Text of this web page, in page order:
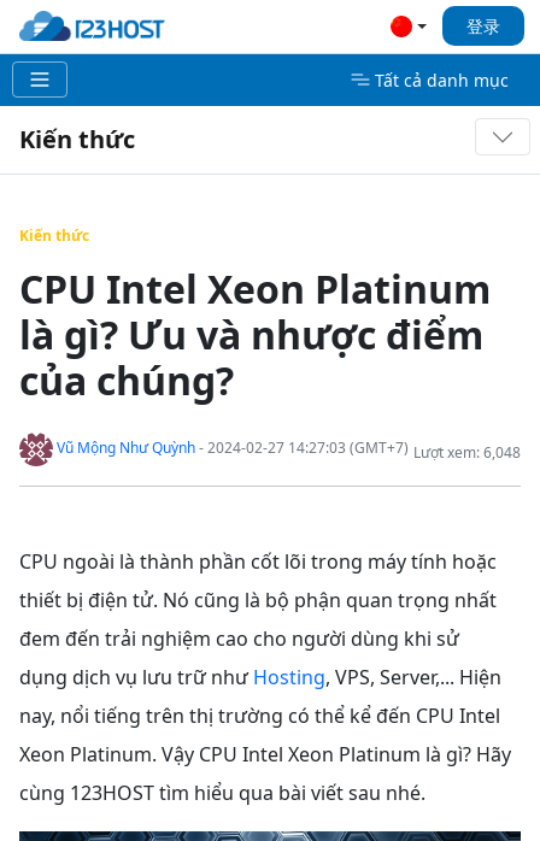
登录
Tất cả danh mục
Kiến thức
Kiến thức
CPU Intel Xeon Platinum
là gì? Ưu và nhược điểm
của chúng?
Lượt xem: 6,048
Vũ Mộng Như Quỳnh- 2024-02-27 14:27:03 (GMT+7)
CPU ngoài là thành phần cốt lõi trong máy tính hoặc
thiết bị điện tử. Nó cũng là bộ phận quan trọng nhất
đem đến trải nghiệm cao cho người dùng khi sử
dụng dịch vụ lưu trữ nhưHosting, VPS, Server,... Hiện
nay, nổi tiếng trên thị trường có thể kể đến CPU Intel
Xeon Platinum. Vậy CPU Intel Xeon Platinum là gì? Hãy
cùng 123HOST tìm hiểu qua bài viết sau nhé.